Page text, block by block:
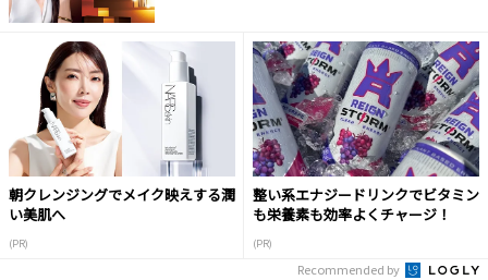
朝クレンジングでメイク映えする潤
い美肌へ
(PR)
整い系エナジードリンクでビタミン
も栄養素も効率よくチャージ！
(PR)
Recommended by